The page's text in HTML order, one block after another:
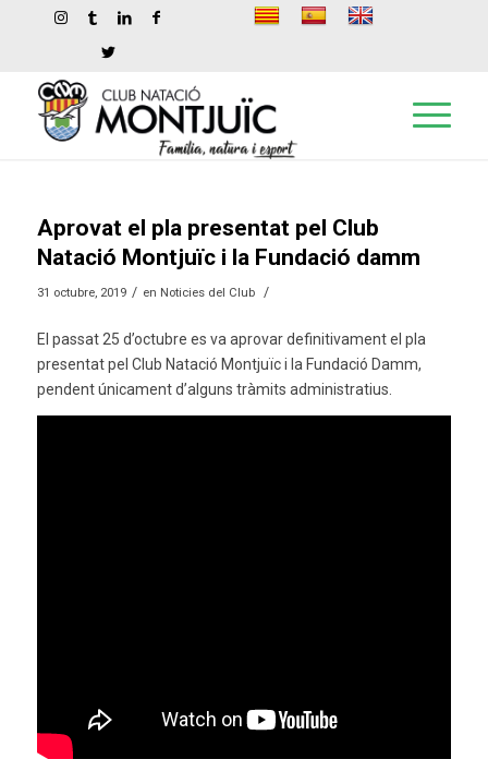
Aprovat el pla presentat pel Club
Natació Montjuïc i la Fundació damm
31 octubre, 2019 / en Noticies del Club /
El passat 25 d’octubre es va aprovar definitivament el pla
presentat pel Club Natació Montjuïc i la Fundació Damm,
pendent únicament d’alguns tràmits administratius.